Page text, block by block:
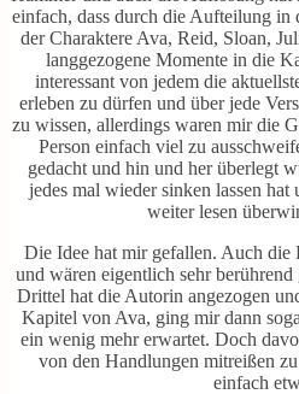
einfach, dass durch die Aufteilung in
der Charaktere Ava, Reid, Sloan,
langgezogene Momente in die
interessant von jedem die
erleben zu dürfen und über jede
zu wissen, allerdings waren mir die
Person einfach viel zu
gedacht und hin und her überlegt
jedes mal wieder sinken lassen
weiter lesen
Die Idee hat mir gefallen. Auch die
und wären eigentlich sehr
Drittel hat die Autorin angezogen
Kapitel von Ava, ging mir dann
ein wenig mehr erwartet. Doch
von den Handlungen mitreißen
einfach